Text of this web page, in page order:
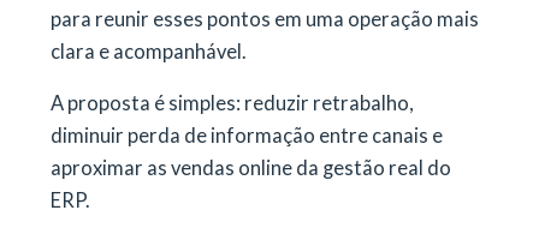
para reunir esses pontos em uma operação mais
clara e acompanhável.
A proposta é simples: reduzir retrabalho,
diminuir perda de informação entre canais e
aproximar as vendas online da gestão real do
ERP.